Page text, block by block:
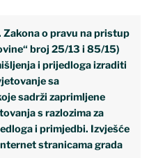
o pravu na pristup
broj 25/13 i 85/15)
i prijedloga izraditi
sa
sadrži zaprimljene
s razlozima za
i primjedbi. Izvješće
stranicama grada